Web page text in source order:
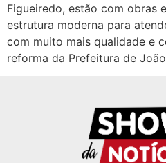
Figueiredo, estão com obras
estrutura moderna para
com muito mais qualidade e
reforma da Prefeitura de